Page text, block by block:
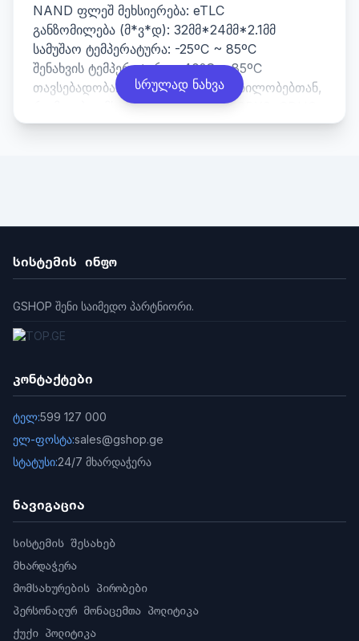
NAND ფლეშ მეხსიერება: eTLC
განზომილება (მ*ვ*დ): 32მმ*24მმ*2.1მმ
სამუშაო ტემპერატურა: -25ºC ~ 85ºC
შენახვის ტემპერატურა: -40ºC ~ 85ºC
თავსებადობა: თავსებადია მოწყობილობებთან,
რომლებიც მხარს უჭერენ SDHC, SDXC, SDHC
UHS-I,
სრულად ნახვა
სისტემის ინფო
GSHOP შენი საიმედო პარტნიორი.
კონტაქტები
ტელ:599 127 000
ელ-ფოსტა:sales@gshop.ge
სტატუსი:24/7 მხარდაჭერა
ნავიგაცია
სისტემის შესახებ
მხარდაჭერა
მომსახურების პირობები
პერსონალურ მონაცემთა პოლიტიკა
ქუქი პოლიტიკა